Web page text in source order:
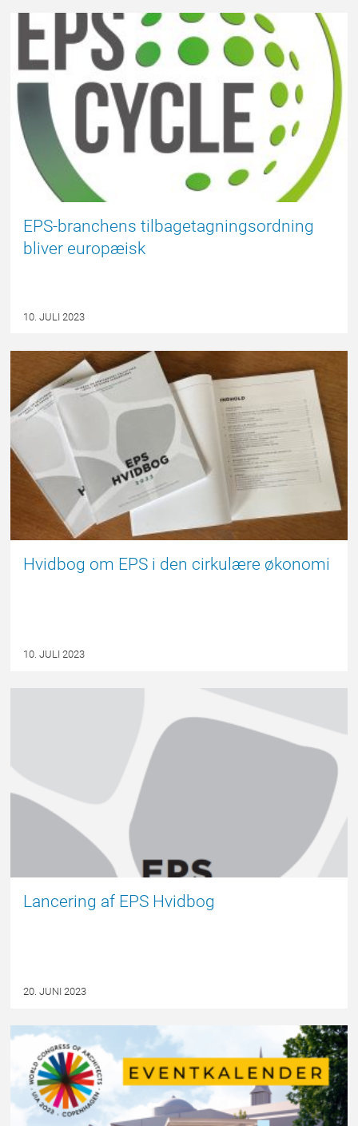
EPS-branchens tilbagetagningsordning
bliver europæisk
10. JULI 2023
NYHED
Hvidbog om EPS i den cirkulære økonomi
10. JULI 2023
Lancering af EPS Hvidbog
20. JUNI 2023
EPSBLOGGEN